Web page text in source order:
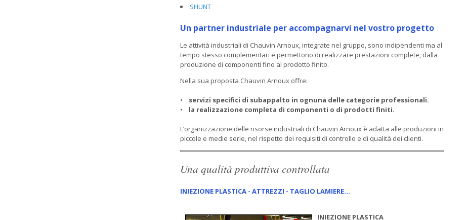
SHUNT
Un partner industriale per accompagnarvi nel vostro progetto
Le attività industriali di Chauvin Arnoux, integrate nel gruppo, sono indipendenti ma al
tempo stesso complementari e permettono di realizzare prestazioni complete, dalla
produzione di componenti fino al prodotto finito.
Nella sua proposta Chauvin Arnoux offre:
• servizi specifici di subappalto in ognuna delle categorie professionali.
• la realizzazione completa di componenti o di prodotti finiti.
L’organizzazione delle risorse industriali di Chauvin Arnoux è adatta alle produzioni in
piccole e medie serie, nel rispetto dei requisiti di controllo e di qualità dei clienti.
Una qualità produttiva controllata
INIEZIONE PLASTICA - ATTREZZI - TAGLIO LAMIERE...
INIEZIONE PLASTICA